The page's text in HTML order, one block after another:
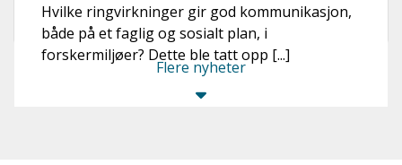
Hvilke ringvirkninger gir god kommunikasjon,
både på et faglig og sosialt plan, i
forskermiljøer? Dette ble tatt opp [...]
Flere nyheter